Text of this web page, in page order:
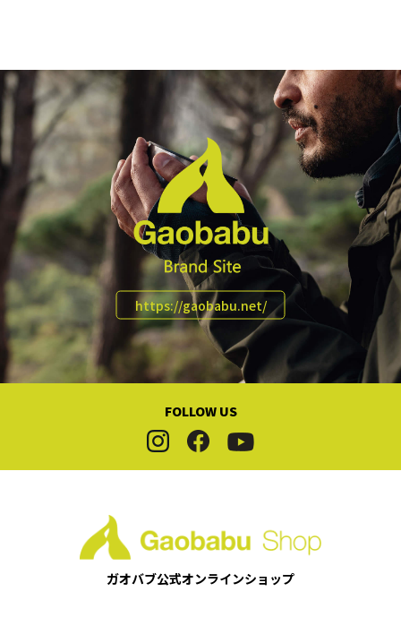
https://gaobabu.net/
FOLLOW US
ガオバブ公式オンラインショップ